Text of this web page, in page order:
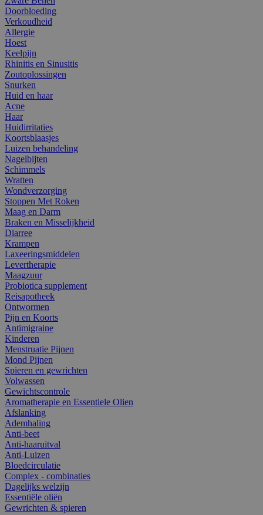
Doorbloeding
Verkoudheid
Allergie
Hoest
Keelpijn
Rhinitis en Sinusitis
Zoutoplossingen
Snurken
Huid en haar
Acne
Haar
Huidirritaties
Koortsblaasjes
Luizen behandeling
Nagelbijten
Schimmels
Wratten
Wondverzorging
Stoppen Met Roken
Maag en Darm
Braken en Misselijkheid
Diarree
Krampen
Laxeeringsmiddelen
Levertherapie
Maagzuur
Probiotica supplement
Reisapotheek
Ontwormen
Pijn en Koorts
Antimigraine
Kinderen
Menstruatie Pijnen
Mond Pijnen
Spieren en gewrichten
Volwassen
Gewichtscontrole
Aromatherapie en Essentiele Olien
Afslanking
Ademhaling
Anti-beet
Anti-haaruitval
Anti-Luizen
Bloedcirculatie
Complex - combinaties
Dagelijks welzijn
Essentiële oliën
Gewrichten & spieren